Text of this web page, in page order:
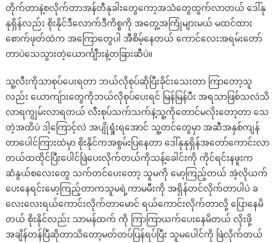
တိုက်တာနဲ့စလိုက်တာအန်တီနုခါးတွေကော့အသံတွေထွက်လာတယ် ဒေါ်နု
နုရှိန်လည်း စိုးနိုင်ဒီလောက်ဒီကိစ္စကို အတွေ့အကြုံများမယ် မထင်ထား
စောက်ဖုတ်ထဲက အကြောတွေပါ အီစိမ့်နေတယ် ကောင်လေးအရမ်းတော်
တာပဲသေသွားတဲ့ယောင်္ကျီားနဲ့တခြားဆီပဲ။
သူ့လီးကိုသာစုပ်ပေးရတာ ဘယ်လိုစုပ်ဆိုပြီးခိုင်းသေးတာ ကြာတော့သူ
လည်း ယောကျ်ားတွေကိုဘယ်လိုစုပ်ပေးရင် မြန်မြန်ပီး အရသာဖြစ်သလဲသိ
လာရကျွမ်းလာရတယ် လီးစုပ်သက်သက်နဲ့သူ့ကိုတောင်မလိုးတော့တာ သေ
တဲ့အထိပဲ ဒါ့ကြောင့်လဲ အပျိုရှုံးရအောင် သူ့တင်တွေမှာ အဆီအနှစ်ကျန်
တာပေါင်ကြားထဲမှာ စိုးနိုင်ကအစွမ်းပြနေတာ ဒေါ်နုနုရှိန်အတော်ကောင်းလာ
တယ်ထထိုင်ပြီးပေါင်ဖြဲပေးလိုက်တယ်ကိုသန့်ခေါင်းကို ကိုင်ရင်းနဖူးက
ဆံနွယ်စလေးတွေ သက်တင်ပေးတော့ သူမကို မော့ကြည့်တယ် အဲ့လိုယက်
ပေးနေရင်းမော့ကြည့်တာကသူမရဲ့ကာမမီးကို အရှိန်တင်လိုက်တာပါပဲ ခ
လေးလေးရယ်ကောင်းလိုက်တာမောင် ရယ်ကောင်းလိုက်တာလို့ ပြောနေမိ
တယ် စိုးနိုင်လည်း သာမန်ထက် ကို ကြာကြာယက်ပေးနေမိတယ် လိုးဖို့
အချိန်တန်ပြီဆိုတာသိတော့မတ်တပ်ပြန်ရပ်ပြီး သူမပေါင်ကို ဖြဲလိုက်တယ်